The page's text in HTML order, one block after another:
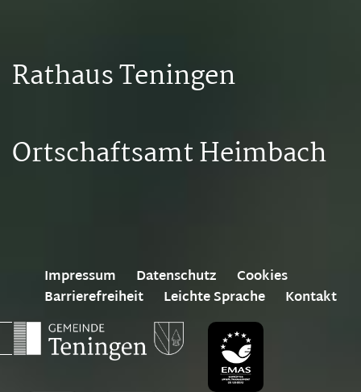
Rathaus Teningen
Ortschaftsamt Heimbach
Impressum Datenschutz
Cookies
Barrierefreiheit
Leichte Sprache Kontakt